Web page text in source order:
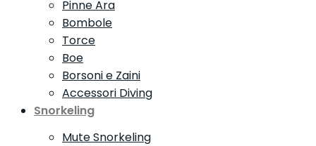
Pinne Ara
Bombole
Torce
Boe
Borsoni e Zaini
Accessori Diving
Snorkeling
Mute Snorkeling